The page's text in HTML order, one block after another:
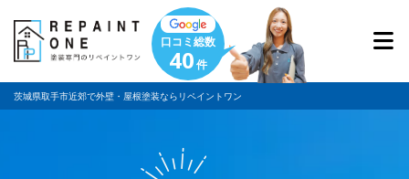
口コミ総数
40 件
茨城県取手市近郊で外壁・屋根塗装ならリペイントワン